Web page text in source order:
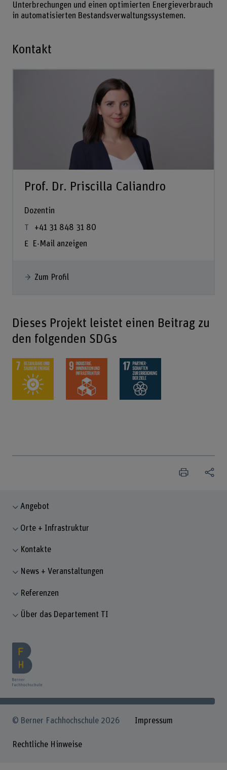
Unterbrechungen und einen optimierten Energieverbrauch
in automatisierten Bestandsverwaltungssystemen.
Kontakt
Prof. Dr. Priscilla Caliandro
Dozentin
+41 31 848 31 80
E-Mail anzeigen
Zum Profil
Dieses Projekt leistet einen Beitrag zu
den folgenden SDGs
Angebot
Orte + Infrastruktur
Kontakte
News + Veranstaltungen
Referenzen
Über das Departement TI
© Berner Fachhochschule 2026 Impressum
Rechtliche Hinweise